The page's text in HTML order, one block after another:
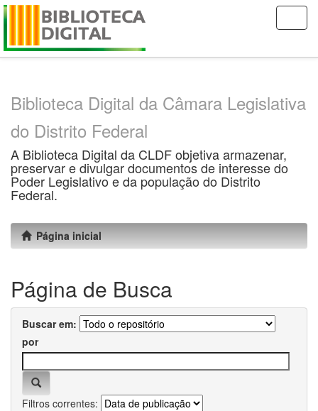
Skip
Biblioteca Digital da Câmara Legislativa
do Distrito Federal
A Biblioteca Digital da CLDF objetiva armazenar,
preservar e divulgar documentos de interesse do
Poder Legislativo e da população do Distrito
Federal.
Página inicial
Página de Busca
Buscar em:
por
Filtros correntes: